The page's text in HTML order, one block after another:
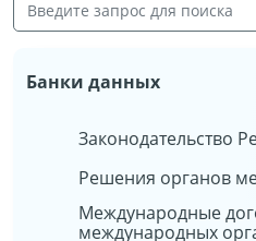
Банки данных
Законодательство
Решения органов
Международные
международных